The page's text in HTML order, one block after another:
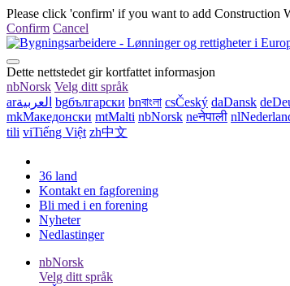
Please click 'confirm' if you want to add Construction
Confirm Cancel
Dette nettstedet gir kortfattet informasjon
nbNorsk Velg ditt språk
arالعربية bgбългарски bnবাংলা csČeský daDansk de
mkМакедонски mtMalti nbNorsk neनेपाली nl
tili viTiếng Việt zh中文
36 land
Kontakt en fagforening
Bli med i en forening
Nyheter
Nedlastinger
nbNorsk
Velg ditt språk